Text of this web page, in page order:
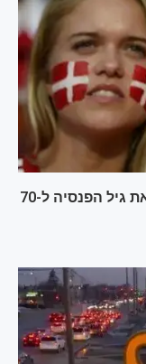
"למען הדורות הבאים": דנמרק מעלה את גיל הפנסיה ל-70